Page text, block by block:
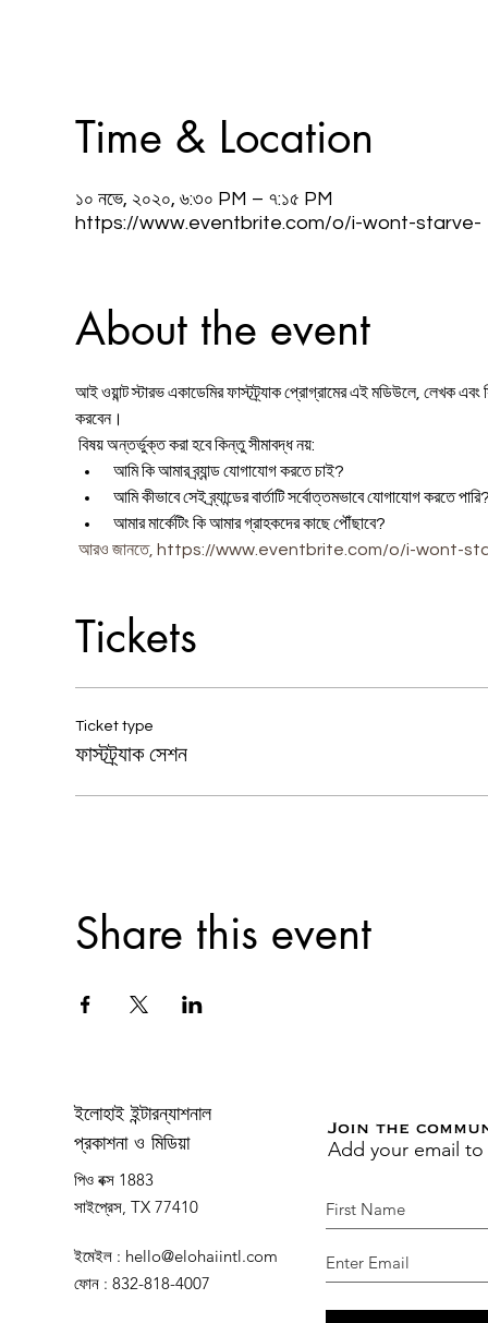
Time & Location
১০ নভে, ২০২০, ৬:৩০ PM – ৭:১৫ PM
https://www.eventbrite.com/o/i-wont-starve-
About the event
আই ওয়ান্ট স্টারভ একাডেমির ফাস্টট্র্যাক প্রোগ্রামের এই মডিউলে, লেখক এবং
করবেন।
বিষয় অন্তর্ভুক্ত করা হবে কিন্তু সীমাবদ্ধ নয়:
আমি কি আমার ব্র্যান্ড যোগাযোগ করতে চাই?
আমি কীভাবে সেই ব্র্যান্ডের বার্তাটি সর্বোত্তমভাবে যোগাযোগ করতে
আমার মার্কেটিং কি আমার গ্রাহকদের কাছে পৌঁছাবে?
আরও জানতে, https://www.eventbrite.com/o/i-wont-
Tickets
Ticket type
ফাস্টট্র্যাক সেশন
Share this event
ইলোহাই ইন্টারন্যাশনাল
প্রকাশনা ও মিডিয়া
পিও বক্স 1883
সাইপ্রেস, TX 77410
ইমেইল : hello@elohaiintl.com
ফোন : 832-818-4007
Join the
Add your email